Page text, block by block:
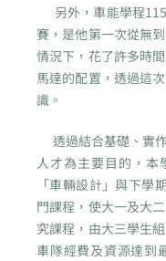
另外，車能學程115
賽，是他第一次從無
情況下，花了許多時
馬達的配置，透過這
識。
透過結合基礎、實
人才為主要目的，
「車輛設計」與下學
門課程，使大一及大
究課程，由大三學生
車隊經費及資源達到